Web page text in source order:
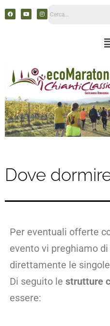
Dove
Per eventuali offerte
evento vi preghiamo
direttamente le
Di seguito le strutture
essere: